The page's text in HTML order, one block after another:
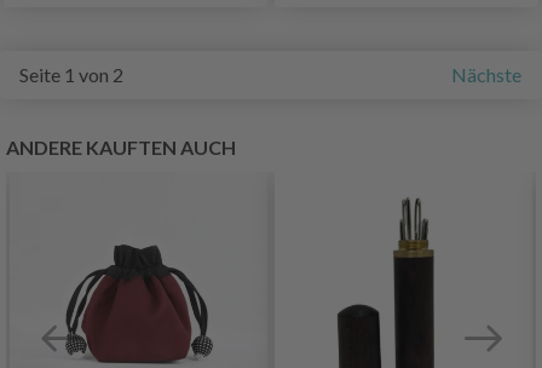
Seite 1 von 2 Nächste
ANDERE KAUFTEN AUCH